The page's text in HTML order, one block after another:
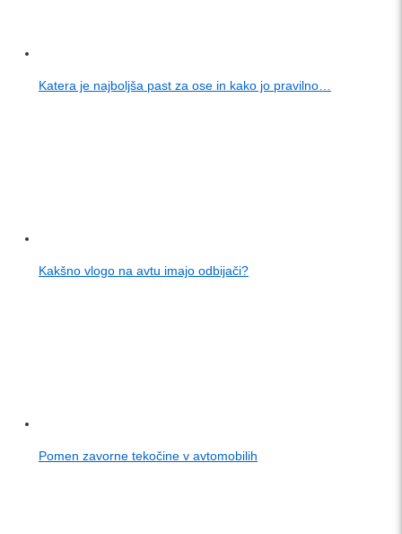
Katera je najboljša past za ose in kako jo pravilno…
Kakšno vlogo na avtu imajo odbijači?
Pomen zavorne tekočine v avtomobilih